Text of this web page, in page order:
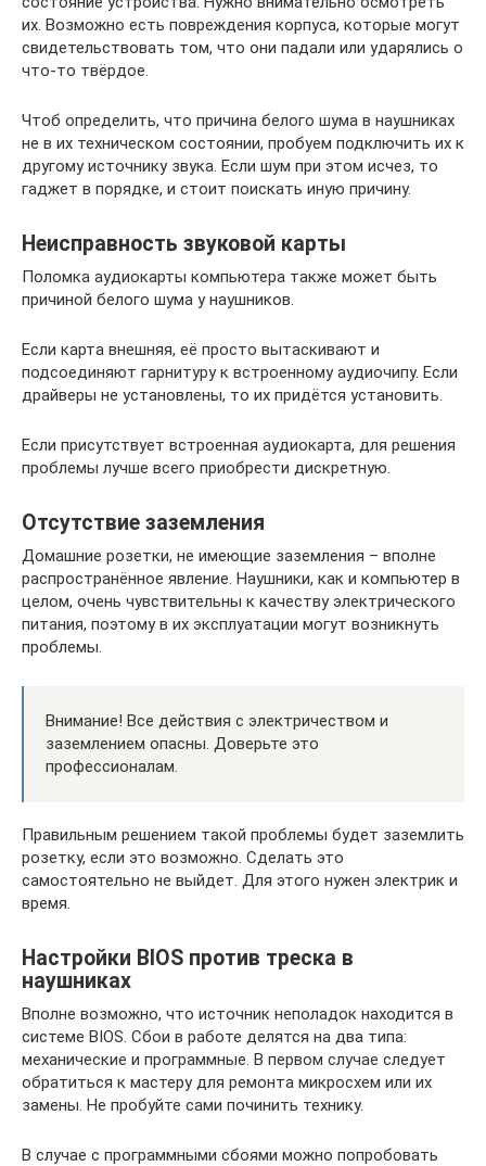
их. Возможно есть повреждения корпуса, которые могут
свидетельствовать том, что они падали или ударялись о
что-то твёрдое.
Чтоб определить, что причина белого шума в наушниках
не в их техническом состоянии, пробуем подключить их к
другому источнику звука. Если шум при этом исчез, то
гаджет в порядке, и стоит поискать иную причину.
Неисправность звуковой карты
Поломка аудиокарты компьютера также может быть
причиной белого шума у наушников.
Если карта внешняя, её просто вытаскивают и
подсоединяют гарнитуру к встроенному аудиочипу. Если
драйверы не установлены, то их придётся установить.
Если присутствует встроенная аудиокарта, для решения
проблемы лучше всего приобрести дискретную.
Отсутствие заземления
Домашние розетки, не имеющие заземления – вполне
распространённое явление. Наушники, как и компьютер в
целом, очень чувствительны к качеству электрического
питания, поэтому в их эксплуатации могут возникнуть
проблемы.
Внимание! Все действия с электричеством и
заземлением опасны. Доверьте это
профессионалам.
Правильным решением такой проблемы будет заземлить
розетку, если это возможно. Сделать это
самостоятельно не выйдет. Для этого нужен электрик и
время.
Настройки BIOS против треска в
наушниках
Вполне возможно, что источник неполадок находится в
системе BIOS. Сбои в работе делятся на два типа:
механические и программные. В первом случае следует
обратиться к мастеру для ремонта микросхем или их
замены. Не пробуйте сами починить технику.
В случае с программными сбоями можно попробовать